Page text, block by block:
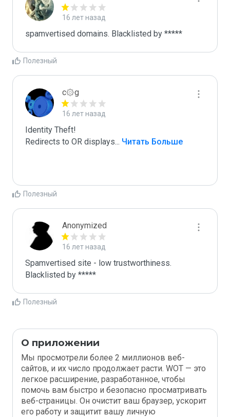
16 лет назад
spamvertised domains. Blacklisted by *****
Полезный
c۞g
16 лет назад
Identity Theft!
Redirects to OR displays... Читать Больше
Полезный
Anonymized
16 лет назад
Spamvertised site - low trustworthiness.
Blacklisted by *****
Полезный
О приложении
Мы просмотрели более 2 миллионов веб-
сайтов, и их число продолжает расти. WOT — это
легкое расширение, разработанное, чтобы
помочь вам быстро и безопасно просматривать
веб-страницы. Он очистит ваш браузер, ускорит
его работу и защитит вашу личную